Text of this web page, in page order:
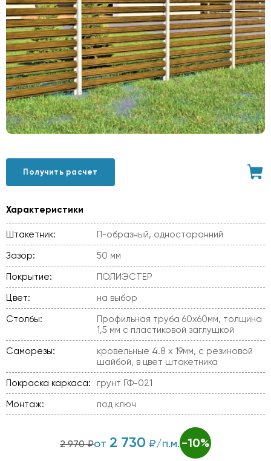
Получить расчет
Характеристики
Штакетник:
П-образный, односторонний
Зазор:
50 мм
Покрытие:
ПОЛИЭСТЕР
Цвет:
на выбор
Столбы:
Профильная труба 60х60мм, толщина
1,5 мм с пластиковой заглушкой
Саморезы:
кровельные 4.8 х 19мм, с резиновой
шайбой, в цвет штакетника
Покраска каркаса:
грунт ГФ-021
Монтаж:
под ключ
2 970 ₽от 2 730 ₽/п.м. -10%